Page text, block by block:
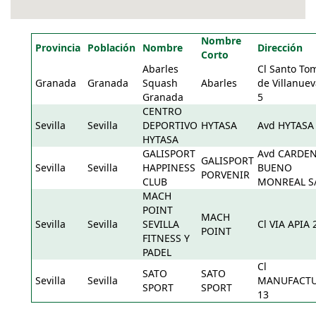
Provincia Población Nombre
Nombre
Corto
Dirección
Granada Granada
Abarles
Squash
Granada
Abarles
Cl Santo
de
5
Sevilla Sevilla
CENTRO
DEPORTIVO
HYTASA
HYTASA Avd
Sevilla Sevilla
GALISPORT
HAPPINESS
CLUB
GALISPORT
PORVENIR
Avd
BUENO
MONREAL
Sevilla Sevilla
MACH
POINT
SEVILLA
FITNESS Y
PADEL
MACH
POINT
Cl VIA APIA
Sevilla Sevilla
SATO
SPORT
SATO
SPORT
Cl
13